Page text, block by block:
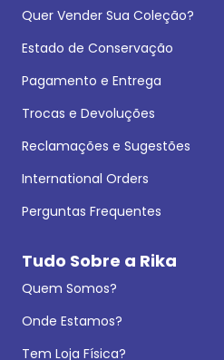
Quer Vender Sua Coleção?
Estado de Conservação
Pagamento e Entrega
Trocas e Devoluções
Reclamações e Sugestões
International Orders
Perguntas Frequentes
Tudo Sobre a Rika
Quem Somos?
Onde Estamos?
Tem Loja Física?